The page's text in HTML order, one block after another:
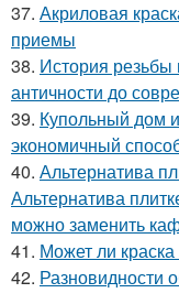
37. Акриловая
приемы
38. История
античности до
39. Купольный дом
экономичный
40. Альтернатива
Альтернатива
можно заменить
41. Может ли
42. Разновидности